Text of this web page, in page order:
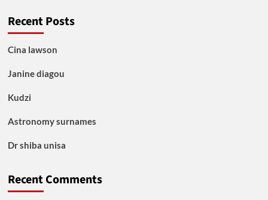
Recent Posts
Cina lawson
Janine diagou
Kudzi
Astronomy surnames
Dr shiba unisa
Recent Comments